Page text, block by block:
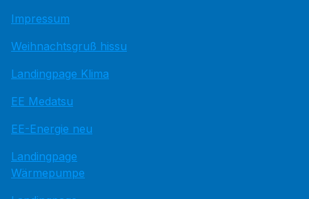
Impressum
Weihnachtsgruß hissu
Landingpage Klima
EE Medatsu
EE-Energie neu
Landingpage
Wärmepumpe